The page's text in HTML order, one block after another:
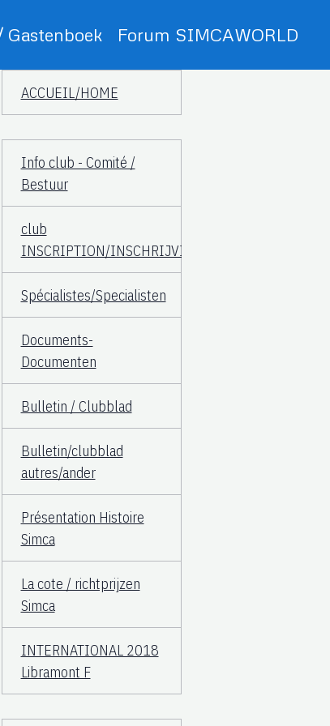
Gastenboek Forum SIMCAWORLD
ACCUEIL/HOME
Info club - Comité /
Bestuur
club
INSCRIPTION/INSCHRIJVING
Spécialistes/Specialisten
Documents-
Documenten
Bulletin / Clubblad
Bulletin/clubblad
autres/ander
Présentation Histoire
Simca
La cote / richtprijzen
Simca
INTERNATIONAL 2018
Libramont F